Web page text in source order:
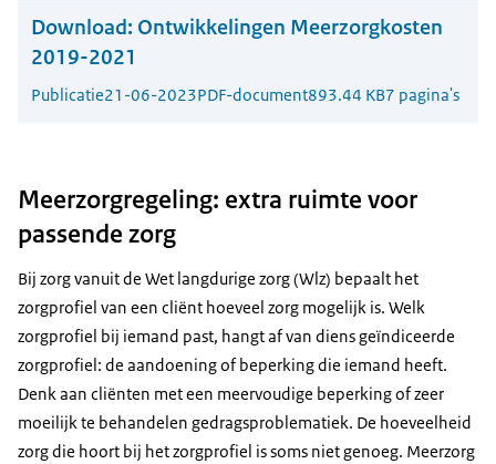
Download: Ontwikkelingen Meerzorgkosten
2019-2021
Publicatie21-06-2023PDF-document893.44 KB7 pagina's
Meerzorgregeling: extra ruimte voor
passende zorg
Bij zorg vanuit de Wet langdurige zorg (Wlz) bepaalt het
zorgprofiel van een cliënt hoeveel zorg mogelijk is. Welk
zorgprofiel bij iemand past, hangt af van diens geïndiceerde
zorgprofiel: de aandoening of beperking die iemand heeft.
Denk aan cliënten met een meervoudige beperking of zeer
moeilijk te behandelen gedragsproblematiek. De hoeveelheid
zorg die hoort bij het zorgprofiel is soms niet genoeg. Meerzorg